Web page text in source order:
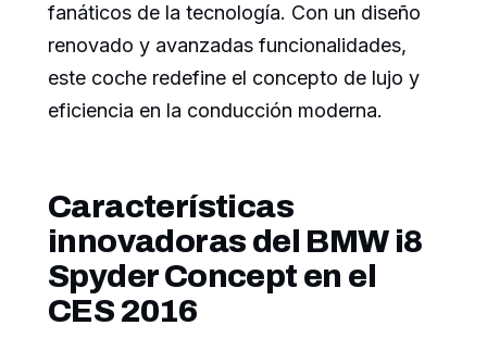
fanáticos de la tecnología. Con un diseño
renovado y avanzadas funcionalidades,
este coche redefine el concepto de lujo y
eficiencia en la conducción moderna.
Características
innovadoras del BMW i8
Spyder Concept en el
CES 2016